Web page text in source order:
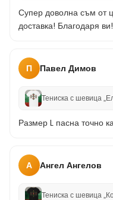
Супер доволна съм от
доставка! Благодаря ви!
П Павел Димов
Тениска с шевица
Размер L пасна точно
А Ангел Ангелов
Тениска с шевица